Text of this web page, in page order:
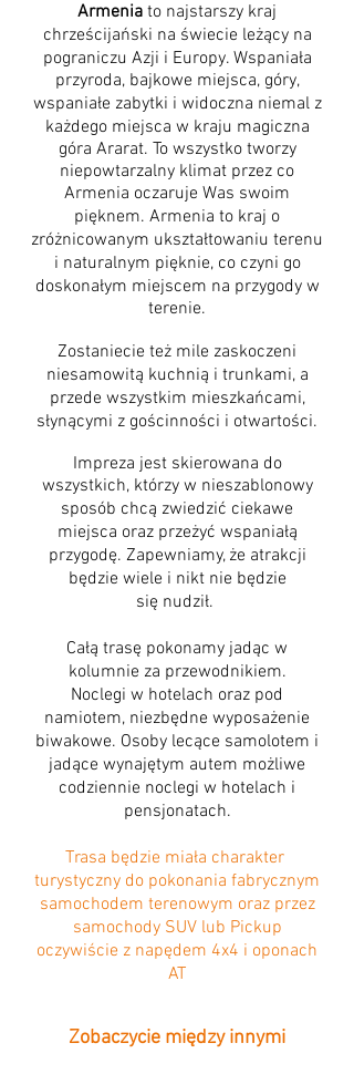
Armenia to najstarszy kraj
chrześcijański na świecie leżący na
pograniczu Azji i Europy. Wspaniała
przyroda, bajkowe miejsca, góry,
wspaniałe zabytki i widoczna niemal z
każdego miejsca w kraju magiczna
góra Ararat. To wszystko tworzy
niepowtarzalny klimat przez co
Armenia oczaruje Was swoim
pięknem. Armenia to kraj o
zróżnicowanym ukształtowaniu terenu
i naturalnym pięknie, co czyni go
doskonałym miejscem na przygody w
terenie.
Zostaniecie też mile zaskoczeni
niesamowitą kuchnią i trunkami, a
przede wszystkim mieszkańcami,
słynącymi z gościnności i otwartości.
Impreza jest skierowana do
wszystkich, którzy w nieszablonowy
sposób chcą zwiedzić ciekawe
miejsca oraz przeżyć wspaniałą
przygodę. Zapewniamy, że atrakcji
będzie wiele i nikt nie będzie
się nudził.
Całą trasę pokonamy jadąc w
kolumnie za przewodnikiem.
Noclegi w hotelach oraz pod
namiotem, niezbędne wyposażenie
biwakowe. Osoby lecące samolotem i
jadące wynajętym autem możliwe
codziennie noclegi w hotelach i
pensjonatach.
Trasa będzie miała charakter
turystyczny do pokonania fabrycznym
samochodem terenowym oraz przez
samochody SUV lub Pickup
oczywiście z napędem 4x4 i oponach
AT
Zobaczycie między innymi